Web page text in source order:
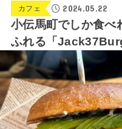
カフェ 2024.05.22
小伝馬町でしか食べ
ふれる「